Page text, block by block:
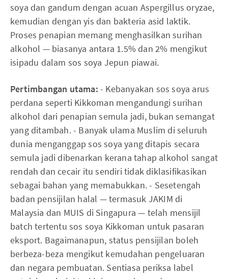
soya dan gandum dengan acuan Aspergillus oryzae,
kemudian dengan yis dan bakteria asid laktik.
Proses penapian memang menghasilkan surihan
alkohol — biasanya antara 1.5% dan 2% mengikut
isipadu dalam sos soya Jepun piawai.
Pertimbangan utama: - Kebanyakan sos soya arus
perdana seperti Kikkoman mengandungi surihan
alkohol dari penapian semula jadi, bukan semangat
yang ditambah. - Banyak ulama Muslim di seluruh
dunia menganggap sos soya yang ditapis secara
semula jadi dibenarkan kerana tahap alkohol sangat
rendah dan cecair itu sendiri tidak diklasifikasikan
sebagai bahan yang memabukkan. - Sesetengah
badan pensijilan halal — termasuk JAKIM di
Malaysia dan MUIS di Singapura — telah mensijil
batch tertentu sos soya Kikkoman untuk pasaran
eksport. Bagaimanapun, status pensijilan boleh
berbeza-beza mengikut kemudahan pengeluaran
dan negara pembuatan. Sentiasa periksa label